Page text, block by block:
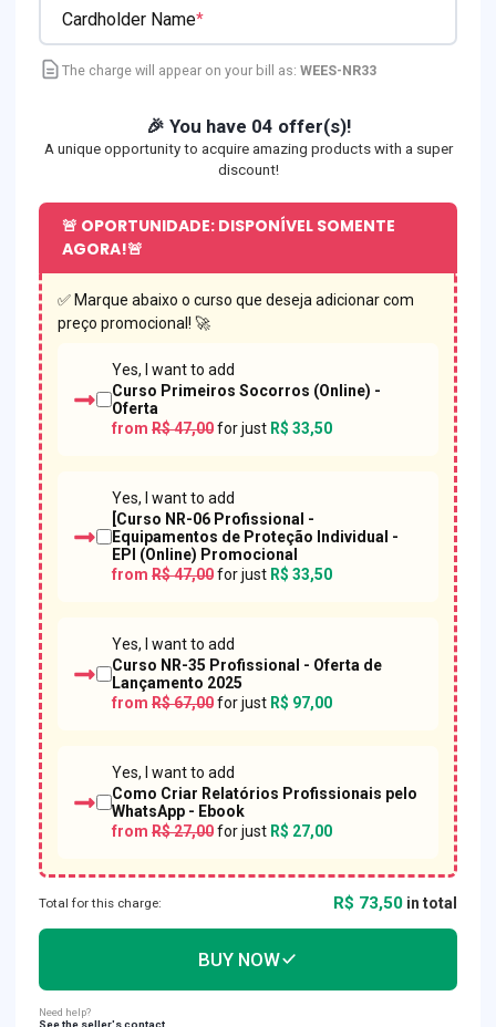
Cardholder Name*
The charge will appear on your bill as: WEES-NR33
🎉 You have 04 offer(s)!
A unique opportunity to acquire amazing products with a super
discount!
🚨 OPORTUNIDADE: DISPONÍVEL SOMENTE
AGORA!🚨
✅ Marque abaixo o curso que deseja adicionar com
preço promocional! 🚀
Yes, I want to add
Curso Primeiros Socorros (Online) -
Oferta
from R$ 47,00for just R$ 33,50
Yes, I want to add
[Curso NR-06 Profissional -
Equipamentos de Proteção Individual -
EPI (Online) Promocional
from R$ 47,00for just R$ 33,50
Yes, I want to add
Curso NR-35 Profissional - Oferta de
Lançamento 2025
from R$ 67,00for just R$ 97,00
Yes, I want to add
Como Criar Relatórios Profissionais pelo
WhatsApp - Ebook
from R$ 27,00for just R$ 27,00
Total for this charge: R$ 73,50 in total
BUY NOW
Need help?